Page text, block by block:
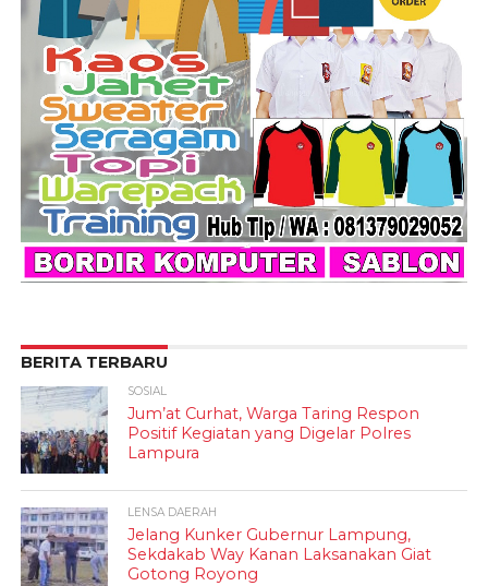
BERITA TERBARU
SOSIAL
Jum’at Curhat, Warga Taring Respon
Positif Kegiatan yang Digelar Polres
Lampura
LENSA DAERAH
Jelang Kunker Gubernur Lampung,
Sekdakab Way Kanan Laksanakan Giat
Gotong Royong